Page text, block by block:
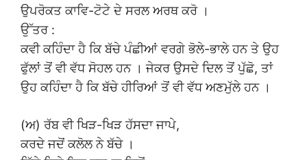
ਉਪਰੋਕਤ ਕਾਵਿ-ਟੋਟੇ ਦੇ ਸਰਲ ਅਰਥ ਕਰੋ ।
ਉੱਤਰ :
ਕਵੀ ਕਹਿੰਦਾ ਹੈ ਕਿ ਬੱਚੇ ਪੰਛੀਆਂ ਵਰਗੇ ਭੋਲੇ-ਭਾਲੇ ਹਨ ਤੇ ਉਹ
ਫੁੱਲਾਂ ਤੋਂ ਵੀ ਵੱਧ ਸੋਹਲ ਹਨ । ਜੇਕਰ ਉਸਦੇ ਦਿਲ ਤੋਂ ਪੁੱਛੋ, ਤਾਂ
ਉਹ ਕਹਿੰਦਾ ਹੈ ਕਿ ਬੱਚੇ ਹੀਰਿਆਂ ਤੋਂ ਵੀ ਵੱਧ ਅਣਮੁੱਲੇ ਹਨ ।
(ਅ) ਰੱਬ ਵੀ ਖਿੜ-ਖਿੜ ਹੱਸਦਾ ਜਾਪੇ,
ਕਰਦੇ ਜਦੋਂ ਕਲੋਲ ਨੇ ਬੱਚੇ ।